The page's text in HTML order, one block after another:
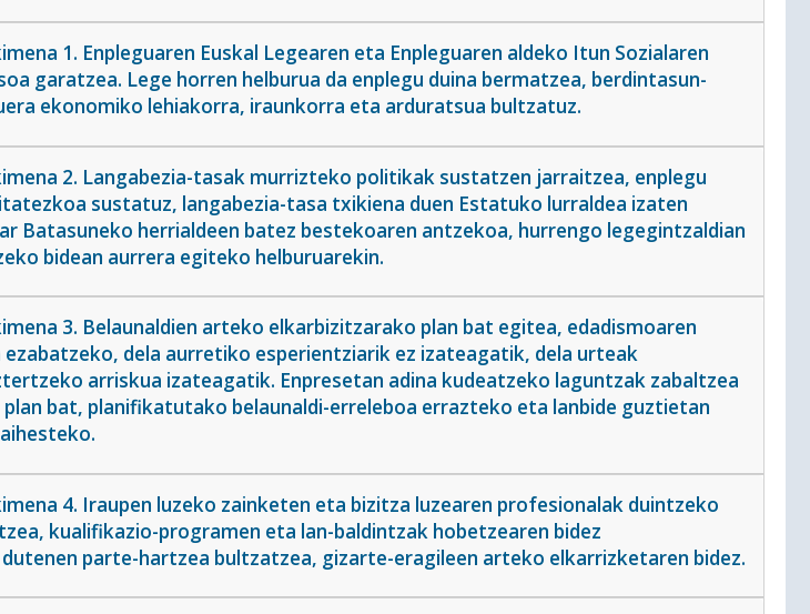
1. Enpleguaren Euskal Legearen eta Enpleguaren aldeko Itun Sozialaren
garatzea. Lege horren helburua da enplegu duina bermatzea, berdintasun-
ekonomiko lehiakorra, iraunkorra eta arduratsua bultzatuz.
2. Langabezia-tasak murrizteko politikak sustatzen jarraitzea, enplegu
sustatuz, langabezia-tasa txikiena duen Estatuko lurraldea izaten
Batasuneko herrialdeen batez bestekoaren antzekoa, hurrengo legegintzaldian
bidean aurrera egiteko helburuarekin.
3. Belaunaldien arteko elkarbizitzarako plan bat egitea, edadismoaren
ezabatzeko, dela aurretiko esperientziarik ez izateagatik, dela urteak
arriskua izateagatik. Enpresetan adina kudeatzeko laguntzak zabaltzea
bat, planifikatutako belaunaldi-erreleboa errazteko eta lanbide guztietan
4. Iraupen luzeko zainketen eta bizitza luzearen profesionalak duintzeko
kualifikazio-programen eta lan-baldintzak hobetzearen bidez
dutenen parte-hartzea bultzatzea, gizarte-eragileen arteko elkarrizketaren bidez.